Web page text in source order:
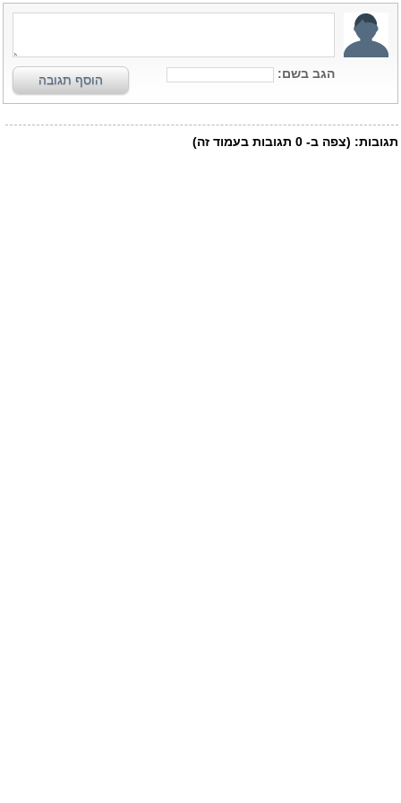
הגב בשם: הוסף תגובה
תגובות: (צפה ב- 0 תגובות בעמוד זה)